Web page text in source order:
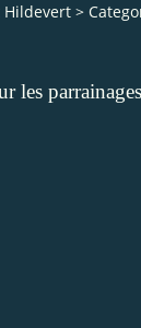
Hildevert >
les